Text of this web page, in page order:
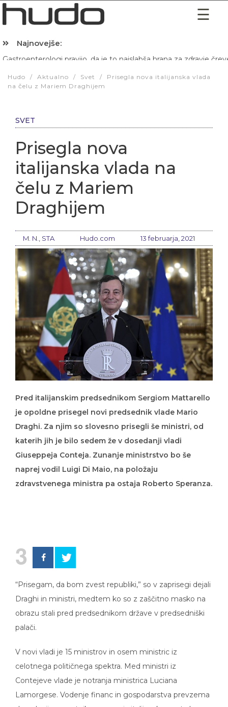
Najnovejše:
Hibernacijska dieta: Zakaj je pred spanjem dobro pojesti žlico
na čelu z Mariem Draghijem
Prisegla nova
italijanska vlada na
čelu z Mariem
Draghijem
M. N., STA Hudo.com 13 februarja, 2021
je opoldne prisegel novi predsednik vlade Mario
Draghi. Za njim so slovesno prisegli še ministri, od
katerih jih je bilo sedem že v dosedanji vladi
Giuseppeja Conteja. Zunanje ministrstvo bo še
naprej vodil Luigi Di Maio, na položaju
zdravstvenega ministra pa ostaja Roberto Speranza.
3
Draghi in ministri, medtem ko so z zaščitno masko na
obrazu stali pred predsednikom države v predsedniški
celotnega političnega spektra. Med ministri iz
Contejeve vlade je notranja ministrica Luciana
Lamorgese. Vodenje financ in gospodarstva prevzema
dosedanji namestnik guvernerja italijanske centralne